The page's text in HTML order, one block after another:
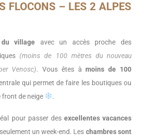
FLOCONS – LES 2 ALPES
village avec un accès proche des
(moins de 100 mètres du nouveau
Venosc). Vous êtes àmoins de 100
qui permet de faire les boutiques ou
front de neige
.
pour passer des excellentes vacances
un week-end. Les chambres sont